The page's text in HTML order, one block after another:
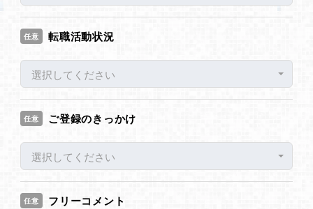
任意 転職活動状況
選択してください
任意 ご登録のきっかけ
選択してください
任意 フリーコメント